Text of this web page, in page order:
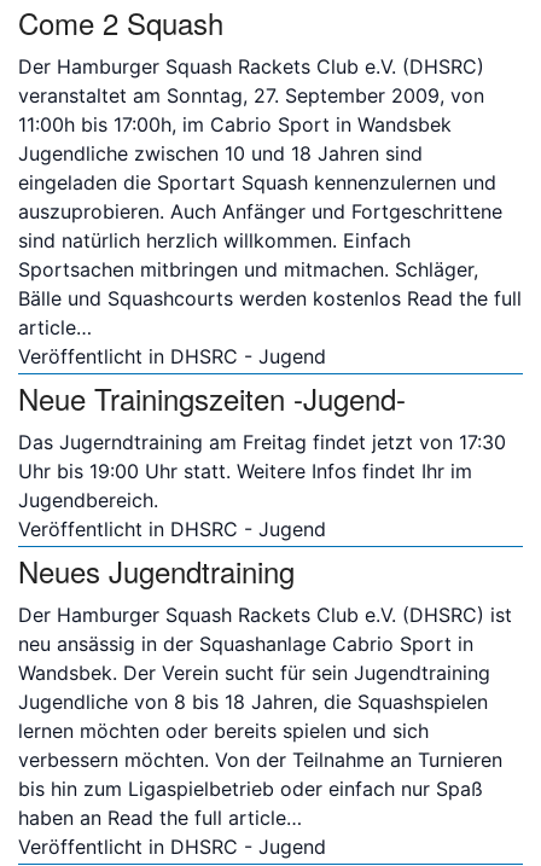
Come 2 Squash
Der Hamburger Squash Rackets Club e.V. (DHSRC)
veranstaltet am Sonntag, 27. September 2009, von
11:00h bis 17:00h, im Cabrio Sport in Wandsbek
Jugendliche zwischen 10 und 18 Jahren sind
eingeladen die Sportart Squash kennenzulernen und
auszuprobieren. Auch Anfänger und Fortgeschrittene
sind natürlich herzlich willkommen. Einfach
Sportsachen mitbringen und mitmachen. Schläger,
Bälle und Squashcourts werden kostenlos Read the full
article…
Veröffentlicht in DHSRC - Jugend
Neue Trainingszeiten -Jugend-
Das Jugerndtraining am Freitag findet jetzt von 17:30
Uhr bis 19:00 Uhr statt. Weitere Infos findet Ihr im
Jugendbereich.
Veröffentlicht in DHSRC - Jugend
Neues Jugendtraining
Der Hamburger Squash Rackets Club e.V. (DHSRC) ist
neu ansässig in der Squashanlage Cabrio Sport in
Wandsbek. Der Verein sucht für sein Jugendtraining
Jugendliche von 8 bis 18 Jahren, die Squashspielen
lernen möchten oder bereits spielen und sich
verbessern möchten. Von der Teilnahme an Turnieren
bis hin zum Ligaspielbetrieb oder einfach nur Spaß
haben an Read the full article…
Veröffentlicht in DHSRC - Jugend